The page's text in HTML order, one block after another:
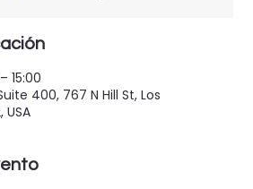
15:00
400, 767 N Hill St, Los
USA